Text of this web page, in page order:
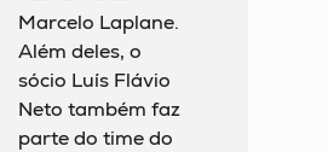
Marcelo Laplane.
Além deles, o
sócio Luís Flávio
Neto também faz
parte do time do